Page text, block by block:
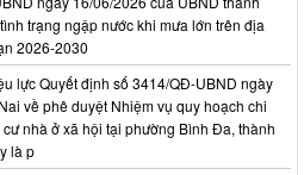
trạng ngập nước khi mưa lớn trên địa
2026-2030
lực Quyết định số 3414/QĐ-UBND ngày
về phê duyệt Nhiệm vụ quy hoạch chi
nhà ở xã hội tại phường Bình Đa, thành
là p